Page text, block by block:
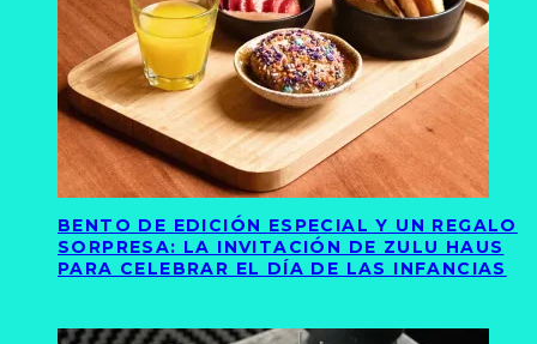
BENTO DE EDICIÓN ESPECIAL Y UN REGALO
SORPRESA: LA INVITACIÓN DE ZULU HAUS
PARA CELEBRAR EL DÍA DE LAS INFANCIAS